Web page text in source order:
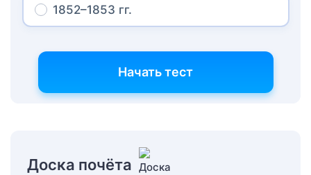
1852–1853 гг.
Начать тест
Доска почёта